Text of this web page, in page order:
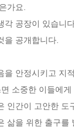
가요.
각 공장이 있습니
을 공개합니다.
을 안정시키고 지
소중한 이들에
인간이 고안한
삶을 위한 출구를